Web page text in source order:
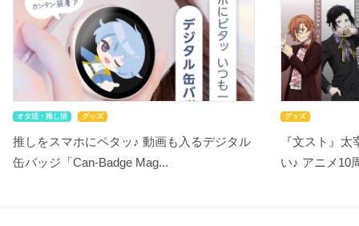
オタ活・推し活 グッズ
推しをスマホにペタッ♪ 動画も入るデジタル
缶バッジ「Can-Badge Mag...
グッズ
『文スト』
い♪ アニメ10